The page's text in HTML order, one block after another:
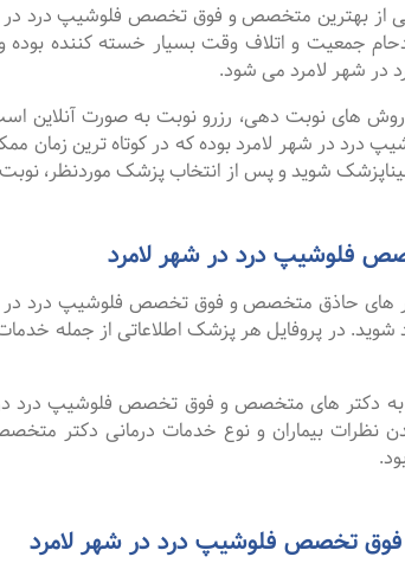
از بهترین متخصص و فوق تخصص فلوشیپ درد
جمعیت و اتلاف وقت بسیار خسته کننده
شهر لامرد می شود.
روش های نوبت دهی، رزرو نوبت به صورت
شهر لامرد بوده که در کوتاه ترین زمان ممکن
شوید و پس از انتخاب پزشک موردنظر، نوبت
فلوشیپ درد در شهر لامرد
حاذق متخصص و فوق تخصص فلوشیپ درد در
شوید. در پروفایل هر پزشک اطلاعاتی از جمله
به دکتر های متخصص و فوق تخصص فلوشیپ درد در
نظرات بیماران و نوع خدمات درمانی دکتر
تخصص فلوشیپ درد در شهر لامرد